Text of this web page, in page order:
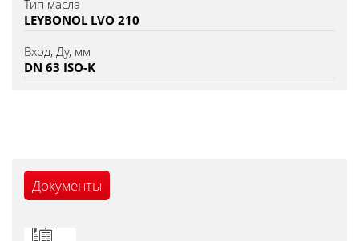
Тип масла
LEYBONOL LVO 210
Вход, Ду, мм
DN 63 ISO-K
Документы